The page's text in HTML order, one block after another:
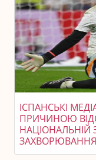
ІСПАНСЬКІ
ПРИЧИНОЮ
НАЦІОНАЛЬНІЙ